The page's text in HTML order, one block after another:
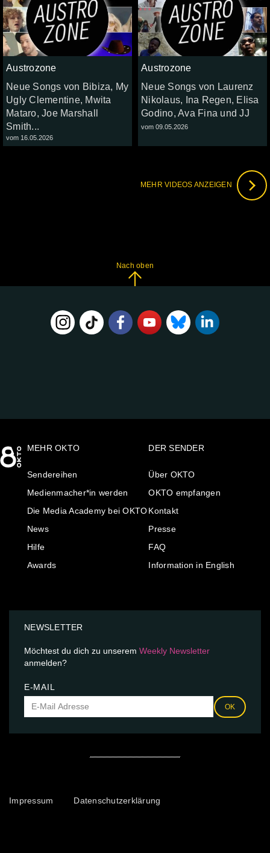
Austrozone
Neue Songs von Bibiza, My
Ugly Clementine, Mwita
Mataro, Joe Marshall
Smith...
vom 16.05.2026
Austrozone
Neue Songs von Laurenz
Nikolaus, Ina Regen, Elisa
Godino, Ava Fina und JJ
vom 09.05.2026
MEHR VIDEOS ANZEIGEN
Nach oben
MEHR OKTO
Sendereihen
Medienmacher*in werden
Die Media Academy bei OKTO
News
Hilfe
Awards
DER SENDER
Über OKTO
OKTO empfangen
Kontakt
Presse
FAQ
Information in English
NEWSLETTER
Möchtest du dich zu unserem Weekly Newsletter
anmelden?
E-MAIL
OK
Impressum Datenschutzerklärung